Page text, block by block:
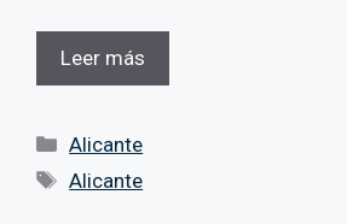
Leer más
Categorías
Alicante
Etiquetas
Alicante